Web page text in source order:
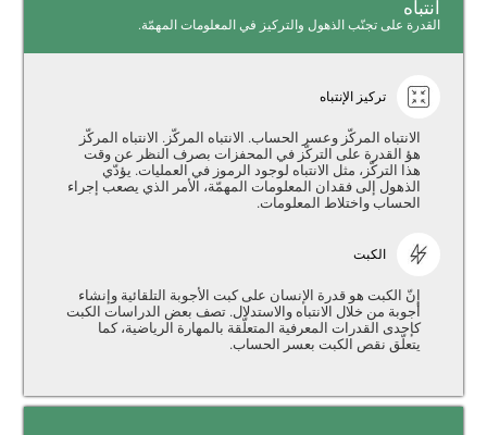
انتباه
القدرة على تجنّب الذهول والتركيز في المعلومات المهمّة.
تركيز الإنتباه
الانتباه المركّز وعسر الحساب. الانتباه المركّز. الانتباه المركّز
هؤ القدرة على التركّز في المحفزات بصرف النظر عن وقت
هذا التركّز، مثل الانتباه لوجود الرموز في العمليات. يؤدّي
الذهول إلى فقدان المعلومات المهمّة، الأمر الذي يصعب إجراء
الحساب واختلاط المعلومات.
الكبت
إنّ الكبت هو قدرة الإنسان على كبت الأجوبة التلقائية وإنشاء
أجوبة من خلال الانتباه والاستدلال. تصف بعض الدراسات الكبت
كإحدى القدرات المعرفية المتعلّقة بالمهارة الرياضية، كما
يتعلّق نقص الكبت بعسر الحساب.